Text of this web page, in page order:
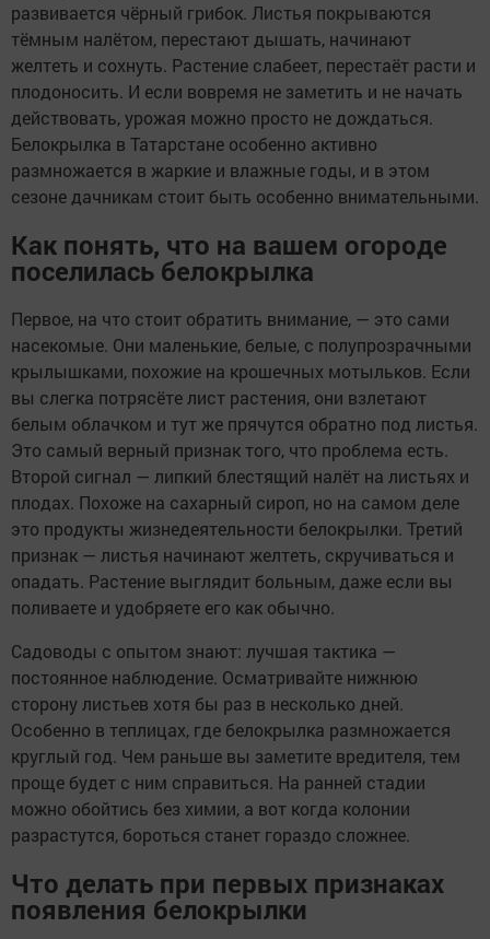
развивается чёрный грибок. Листья покрываются
тёмным налётом, перестают дышать, начинают
желтеть и сохнуть. Растение слабеет, перестаёт расти и
плодоносить. И если вовремя не заметить и не начать
действовать, урожая можно просто не дождаться.
Белокрылка в Татарстане особенно активно
размножается в жаркие и влажные годы, и в этом
сезоне дачникам стоит быть особенно внимательными.
Как понять, что на вашем огороде
поселилась белокрылка
Первое, на что стоит обратить внимание, — это сами
насекомые. Они маленькие, белые, с полупрозрачными
крылышками, похожие на крошечных мотыльков. Если
вы слегка потрясёте лист растения, они взлетают
белым облачком и тут же прячутся обратно под листья.
Это самый верный признак того, что проблема есть.
Второй сигнал — липкий блестящий налёт на листьях и
плодах. Похоже на сахарный сироп, но на самом деле
это продукты жизнедеятельности белокрылки. Третий
признак — листья начинают желтеть, скручиваться и
опадать. Растение выглядит больным, даже если вы
поливаете и удобряете его как обычно.
Садоводы с опытом знают: лучшая тактика —
постоянное наблюдение. Осматривайте нижнюю
сторону листьев хотя бы раз в несколько дней.
Особенно в теплицах, где белокрылка размножается
круглый год. Чем раньше вы заметите вредителя, тем
проще будет с ним справиться. На ранней стадии
можно обойтись без химии, а вот когда колонии
разрастутся, бороться станет гораздо сложнее.
Что делать при первых признаках
появления белокрылки